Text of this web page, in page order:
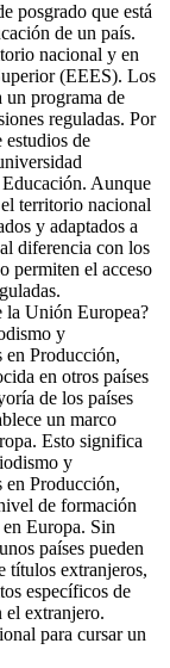
posgrado que está
de un país.
nacional y en
(EEES). Los
un programa de
reguladas. Por
estudios de
Aunque
territorio nacional
y adaptados a
diferencia con los
permiten el acceso
la Unión Europea?
y
Producción,
en otros países
de los países
un marco
Esto significa
y
Producción,
de formación
Europa. Sin
países pueden
títulos extranjeros,
específicos de
el extranjero.
para cursar un